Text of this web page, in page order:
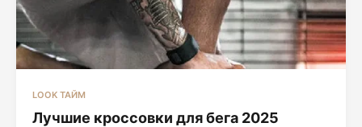
LOOK ТАЙМ
Лучшие кроссовки для бега 2025